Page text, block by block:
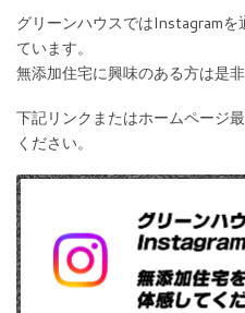
グリーンハウスではInstagram
ています。
無添加住宅に興味のある方は是
下記リンクまたはホームページ
ください。